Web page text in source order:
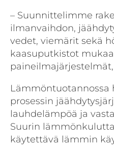
– Suunnittelimme
ilmanvaihdon,
vedet, viemärit sekä
kaasuputkistot
Lämmöntuotannossa
prosessin
lauhdelämpöä ja
Suurin
käytettävä lämmin